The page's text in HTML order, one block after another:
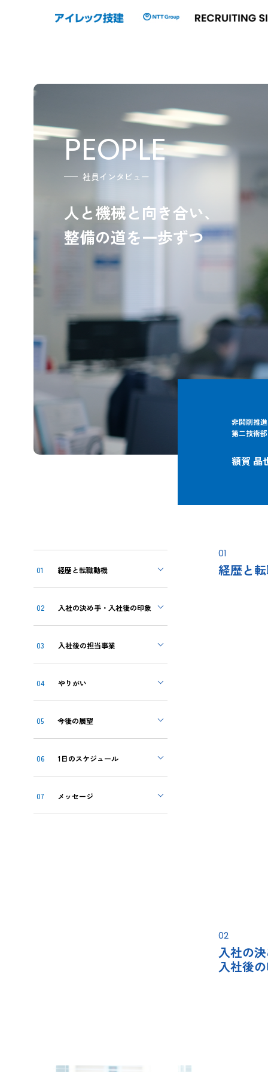
PEOPLE
社員インタビュー
人と機械と向き合い、
整備の道を一歩ずつ
非開削推
第二技術部
額賀 晶
01 経歴と転職動機
02 入社の決め手・ 入社後の印象
03 入社後の担当事業
04 やりがい
05 今後の展望
06 1日のスケジュール
07 メッセージ
01
経歴と
02
入社の
入社後